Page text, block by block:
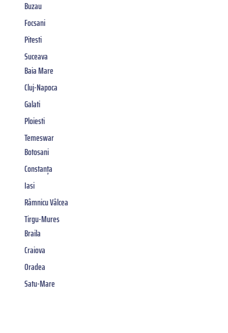
Buzau
Focsani
Pitesti
Suceava
Baia Mare
Cluj-Napoca
Galati
Ploiesti
Temeswar
Botosani
Constanța
Iasi
Râmnicu Vâlcea
Tirgu-Mures
Braila
Craiova
Oradea
Satu-Mare